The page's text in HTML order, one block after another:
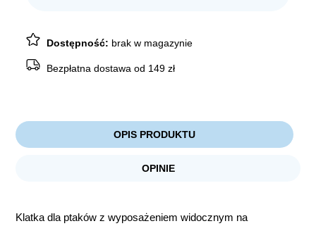
Dostępność: brak w magazynie
Bezpłatna dostawa od 149 zł
OPIS PRODUKTU
OPINIE
Klatka dla ptaków z wyposażeniem widocznym na